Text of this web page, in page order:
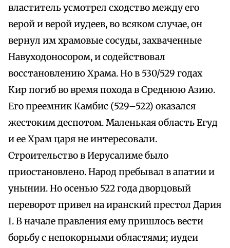
властитель усмотрел сходство между его
верой и верой иудеев, во всяком случае, он
вернул им храмовые сосуды, захваченные
Навуходоносором, и содействовал
восстановлению Храма. Но в 530/529 годах
Кир погиб во время похода в Среднюю Азию.
Его преемник Камбис (529–522) оказался
жестоким деспотом. Маленькая область Егуд
и ее Храм царя не интересовали.
Строительство в Иерусалиме было
приостановлено. Народ пребывал в апатии и
унынии. Но осенью 522 года дворцовый
переворот привел на иранский престол Дария
I. В начале правления ему пришлось вести
борьбу с непокорными областями; иудеи